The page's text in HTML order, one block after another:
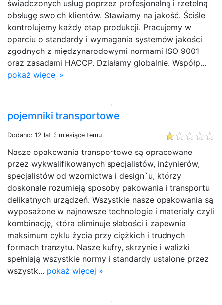
świadczonych usług poprzez profesjonalną i rzetelną
obsługę swoich klientów. Stawiamy na jakość. Ściśle
kontrolujemy każdy etap produkcji. Pracujemy w
oparciu o standardy i wymagania systemów jakości
zgodnych z międzynarodowymi normami ISO 9001
oraz zasadami HACCP. Działamy globalnie. Współp...
pokaż więcej »
pojemniki transportowe
Dodano: 12 lat 3 miesiące temu
Nasze opakowania transportowe są opracowane
przez wykwalifikowanych specjalistów, inżynierów,
specjalistów od wzornictwa i design`u, którzy
doskonale rozumieją sposoby pakowania i transportu
delikatnych urządzeń. Wszystkie nasze opakowania są
wyposażone w najnowsze technologie i materiały czyli
kombinację, która eliminuje słabości i zapewnia
maksimum cyklu życia przy ciężkich i trudnych
formach tranzytu. Nasze kufry, skrzynie i walizki
spełniają wszystkie normy i standardy ustalone przez
wszystk... pokaż więcej »